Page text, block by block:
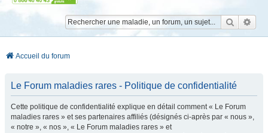
Accueil du forum
Le Forum maladies rares - Politique de confidentialité
Cette politique de confidentialité explique en détail comment « Le Forum
maladies rares » et ses partenaires affiliés (désignés ci-après par « nous »,
« notre », « nos », « Le Forum maladies rares » et